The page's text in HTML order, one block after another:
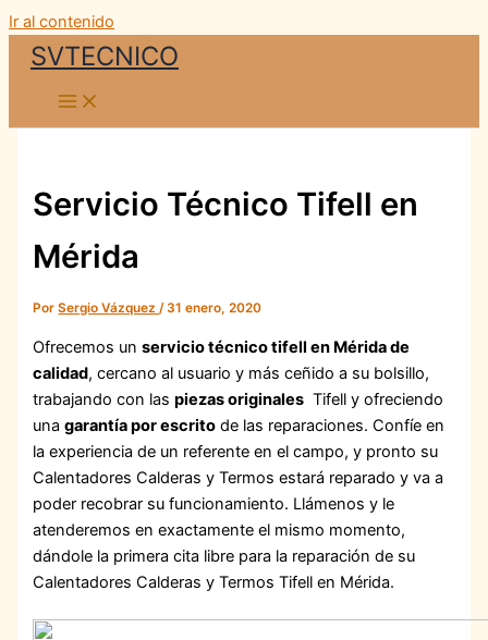
Ir al contenido
SVTECNICO
Servicio Técnico Tifell en
Mérida
PorSergio Vázquez/31 enero, 2020
Ofrecemos unservicio técnico tifell en Mérida de
calidad, cercano al usuario y más ceñido a su bolsillo,
trabajando con laspiezas originales Tifell y ofreciendo
unagarantía por escrito de las reparaciones. Confíe en
la experiencia de un referente en el campo, y pronto su
Calentadores Calderas y Termos estará reparado y va a
poder recobrar su funcionamiento. Llámenos y le
atenderemos en exactamente el mismo momento,
dándole la primera cita libre para la reparación de su
Calentadores Calderas y Termos Tifell en Mérida.